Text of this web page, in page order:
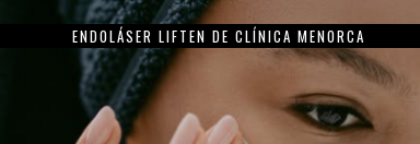
ENDOLÁSER LIFTEN DE CLÍNICA MENORCA